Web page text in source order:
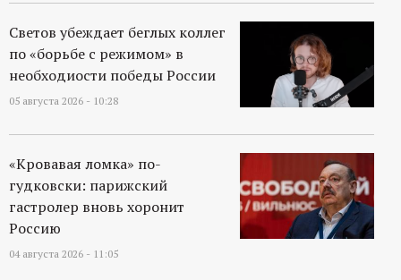
Светов убеждает беглых коллег
по «борьбе с режимом» в
необходиости победы России
05 августа 2026 - 10:28
«Кровавая ломка» по-
гудковски: парижский
гастролер вновь хоронит
Россию
04 августа 2026 - 11:05